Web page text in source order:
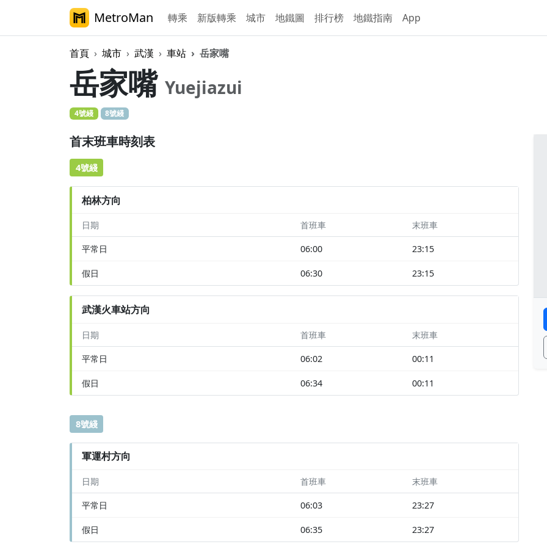
MetroMan 轉乘 新版轉乘 城市 地鐵圖 排行榜 地鐵指南 App
首頁 城市 武漢 車站 岳家嘴
岳家嘴 Yuejiazui
4號綫 8號綫
首末班車時刻表
4號綫
柏林方向
日期 首班車 末班車
平常日 06:00 23:15
假日 06:30 23:15
武漢火車站方向
日期 首班車 末班車
平常日 06:02 00:11
假日 06:34 00:11
8號綫
軍運村方向
日期 首班車 末班車
平常日 06:03 23:27
假日 06:35 23:27